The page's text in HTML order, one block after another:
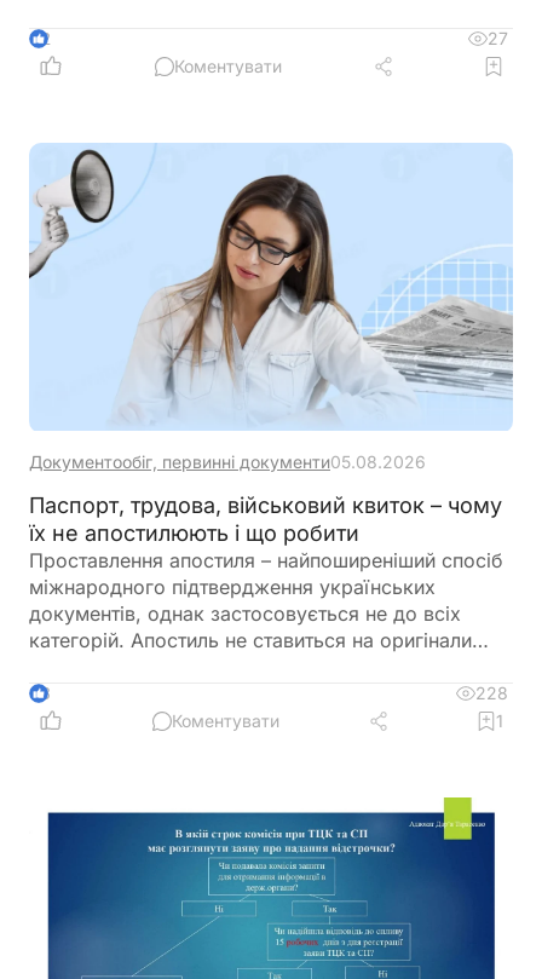
передачі, право власності на нього залишається
за підприємством, а сама передача не
транспортного засобу: його повернення,
знищення або виплати компенсації
2
27
Коментувати
Документообіг, первинні документи05.08.2026
Паспорт, трудова, військовий квиток – чому
їх не апостилюють і що робити
Проставлення апостиля – найпоширеніший спосіб
міжнародного підтвердження українських
документів, однак застосовується не до всіх
категорій. Апостиль не ставиться на оригінали
техпаспортів, дозволів на зброю, листування та
деякі інші документи. У таких випадках
обов’язковим для подальшої легалізації копій
3
228
Коментувати
1